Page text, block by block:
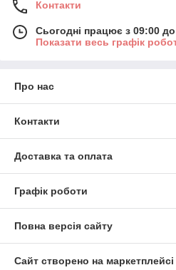
Контакти
Сьогодні працює з 09:00
Показати весь графік
Про нас
Контакти
Доставка та оплата
Графік роботи
Повна версія сайту
Сайт створено на маркетплейсі